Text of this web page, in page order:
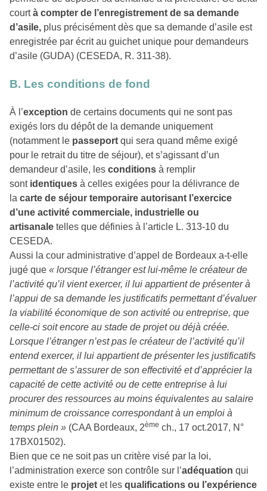
courtà compter de l’enregistrement de sa demande
d’asile, plus précisément dès que sa demande d’asile est
enregistrée par écrit au guichet unique pour demandeurs
d’asile (GUDA) (CESEDA, R. 311-38).
B. Les conditions de fond
À l’exception de certains documents qui ne sont pas
exigés lors du dépôt de la demande uniquement
(notamment le passeport qui sera quand même exigé
pour le retrait du titre de séjour), et s’agissant d’un
demandeur d’asile, les conditions à remplir
sont identiques à celles exigées pour la délivrance de
la carte de séjour temporaire autorisant l’exercice
d’une activité commerciale, industrielle ou
artisanale telles que définies à l’article L. 313-10 du
CESEDA.
Aussi la cour administrative d’appel de Bordeaux a-t-elle
jugé que « lorsque l’étranger est lui-même le créateur de
l’activité qu’il vient exercer, il lui appartient de présenter à
l’appui de sa demande les justificatifs permettant d’évaluer
la viabilité économique de son activité ou entreprise, que
celle-ci soit encore au stade de projet ou déjà créée.
Lorsque l’étranger n’est pas le créateur de l’activité qu’il
entend exercer, il lui appartient de présenter les justificatifs
permettant de s’assurer de son effectivité et d’apprécier la
capacité de cette activité ou de cette entreprise à lui
procurer des ressources au moins équivalentes au salaire
minimum de croissance correspondant à un emploi à
temps plein » (CAA Bordeaux, 2ème ch., 17 oct.2017, N°
17BX01502).
Bien que ce ne soit pas un critère visé par la loi,
l’administration exerce son contrôle sur l’adéquation qui
existe entre le projet et les qualifications ou l’expérience